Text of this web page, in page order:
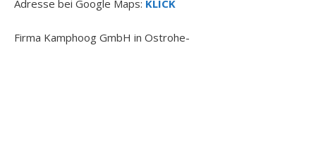
Adresse bei Google Maps: KLICK
Firma Kamphoog GmbH in Ostrohe-